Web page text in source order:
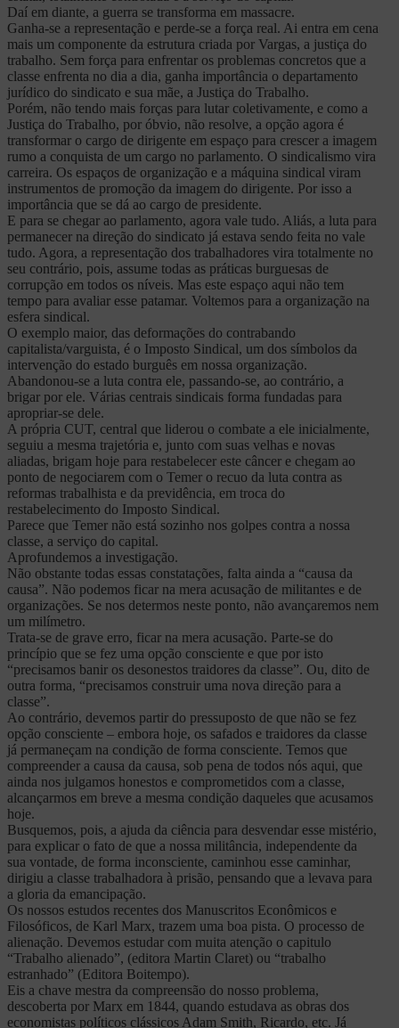
Daí em diante, a guerra se transforma em massacre.
Ganha-se a representação e perde-se a força real. Ai entra em cena
mais um componente da estrutura criada por Vargas, a justiça do
trabalho. Sem força para enfrentar os problemas concretos que a
classe enfrenta no dia a dia, ganha importância o departamento
jurídico do sindicato e sua mãe, a Justiça do Trabalho.
Porém, não tendo mais forças para lutar coletivamente, e como a
Justiça do Trabalho, por óbvio, não resolve, a opção agora é
transformar o cargo de dirigente em espaço para crescer a imagem
rumo a conquista de um cargo no parlamento. O sindicalismo vira
carreira. Os espaços de organização e a máquina sindical viram
instrumentos de promoção da imagem do dirigente. Por isso a
importância que se dá ao cargo de presidente.
E para se chegar ao parlamento, agora vale tudo. Aliás, a luta para
permanecer na direção do sindicato já estava sendo feita no vale
tudo. Agora, a representação dos trabalhadores vira totalmente no
seu contrário, pois, assume todas as práticas burguesas de
corrupção em todos os níveis. Mas este espaço aqui não tem
tempo para avaliar esse patamar. Voltemos para a organização na
esfera sindical.
O exemplo maior, das deformações do contrabando
capitalista/varguista, é o Imposto Sindical, um dos símbolos da
intervenção do estado burguês em nossa organização.
Abandonou-se a luta contra ele, passando-se, ao contrário, a
brigar por ele. Várias centrais sindicais forma fundadas para
apropriar-se dele.
A própria CUT, central que liderou o combate a ele inicialmente,
seguiu a mesma trajetória e, junto com suas velhas e novas
aliadas, brigam hoje para restabelecer este câncer e chegam ao
ponto de negociarem com o Temer o recuo da luta contra as
reformas trabalhista e da previdência, em troca do
restabelecimento do Imposto Sindical.
Parece que Temer não está sozinho nos golpes contra a nossa
classe, a serviço do capital.
Aprofundemos a investigação.
Não obstante todas essas constatações, falta ainda a “causa da
causa”. Não podemos ficar na mera acusação de militantes e de
organizações. Se nos determos neste ponto, não avançaremos nem
um milímetro.
Trata-se de grave erro, ficar na mera acusação. Parte-se do
princípio que se fez uma opção consciente e que por isto
“precisamos banir os desonestos traidores da classe”. Ou, dito de
outra forma, “precisamos construir uma nova direção para a
classe”.
Ao contrário, devemos partir do pressuposto de que não se fez
opção consciente – embora hoje, os safados e traidores da classe
já permaneçam na condição de forma consciente. Temos que
compreender a causa da causa, sob pena de todos nós aqui, que
ainda nos julgamos honestos e comprometidos com a classe,
alcançarmos em breve a mesma condição daqueles que acusamos
hoje.
Busquemos, pois, a ajuda da ciência para desvendar esse mistério,
para explicar o fato de que a nossa militância, independente da
sua vontade, de forma inconsciente, caminhou esse caminhar,
dirigiu a classe trabalhadora à prisão, pensando que a levava para
a gloria da emancipação.
Os nossos estudos recentes dos Manuscritos Econômicos e
Filosóficos, de Karl Marx, trazem uma boa pista. O processo de
alienação. Devemos estudar com muita atenção o capitulo
“Trabalho alienado”, (editora Martin Claret) ou “trabalho
estranhado” (Editora Boitempo).
Eis a chave mestra da compreensão do nosso problema,
descoberta por Marx em 1844, quando estudava as obras dos
economistas políticos clássicos Adam Smith, Ricardo, etc. Já